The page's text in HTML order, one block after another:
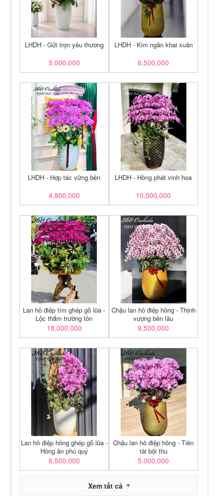
LHDH - Gửi trọn yêu thương
5,000,000
LHDH - Kim ngân khai xuân
6,500,000
LHDH - Hợp tác vững bền
4,800,000
LHDH - Hồng phát vinh hoa
10,000,000
Lan hồ điệp tím ghép gỗ lũa -
Lộc thắm trường tồn
18,000,000
Chậu lan hồ điệp hồng - Thịnh
vượng bền lâu
9,500,000
Lan hồ điệp hồng ghép gỗ lũa -
Hồng ân phú quý
6,500,000
Chậu lan hồ điệp hồng - Tiền
tài bội thu
5,000,000
Xem tất cả